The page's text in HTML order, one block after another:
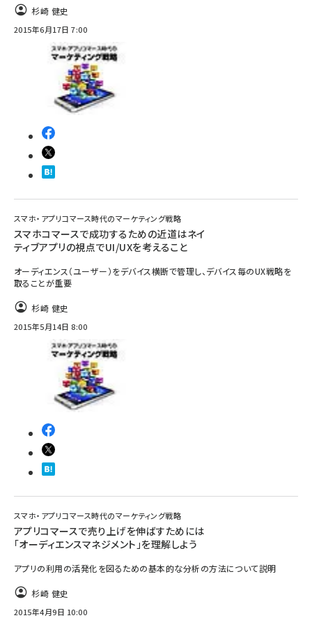
杉崎 健史
2015年6月17日 7:00
スマホ・アプリコマース時代のマーケティング戦略
スマホコマースで成功するための近道はネイ
ティブアプリの視点でUI/UXを考えること
オーディエンス（ユーザー）をデバイス横断で管理し、デバイス毎のUX戦略を
取ることが重要
杉崎 健史
2015年5月14日 8:00
スマホ・アプリコマース時代のマーケティング戦略
アプリコマースで売り上げを伸ばすためには
「オーディエンスマネジメント」を理解しよう
アプリの利用の活発化を図るための基本的な分析の方法について説明
杉崎 健史
2015年4月9日 10:00